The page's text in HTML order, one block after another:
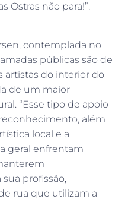
Ostras não para!”,
contemplada no
públicas são de
artistas do interior do
de um maior
“Esse tipo de apoio
além
local e a
geral enfrentam
profissão,
rua que utilizam a